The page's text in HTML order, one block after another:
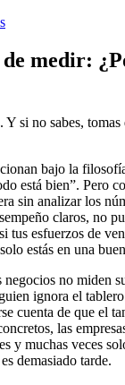
medir:
Y si no sabes,
bajo la
está bien”. Pero
sin analizar los
claros, no
tus esfuerzos de
estás en una
negocios no miden
ignora el
cuenta de que el
las
y muchas veces
demasiado tarde.